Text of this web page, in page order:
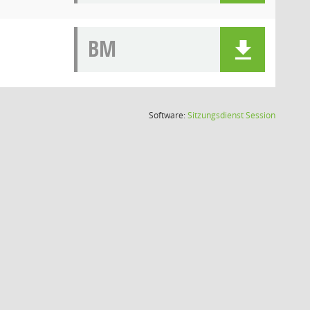
BM
Software:SitzungsdienstSession(Wird in